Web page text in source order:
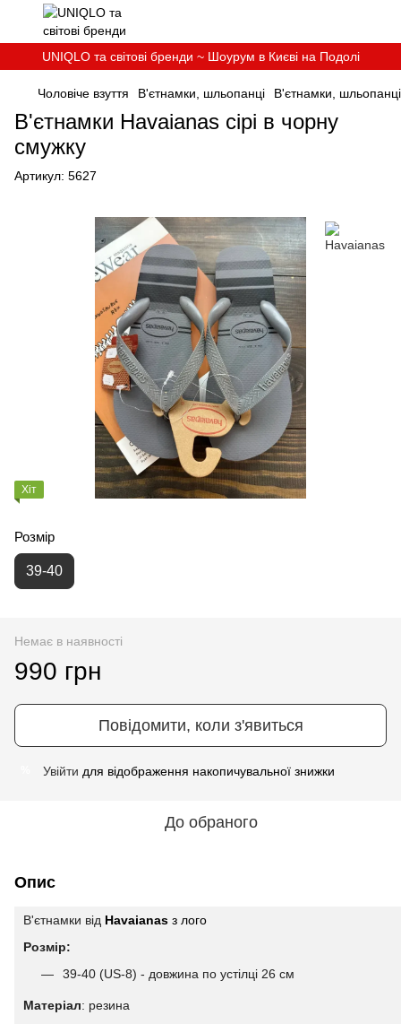
UNIQLO та світові бренди ~ Шоурум в Києві на Подолі
Чоловіче взуття В'єтнамки, шльопанці В'єтнамки,
В'єтнамки Havaianas сірі в чорну
смужку
Артикул: 5627
Хіт
Розмір
39-40
Немає в наявності
990 грн
Повідомити, коли з'явиться
Увійти для відображення накопичувальної знижки
До обраного
Опис
В'єтнамки вiд Havaianas з лого
Розмір:
39-40 (US-8) - довжина по устілці 26 см
Матерiал: резина